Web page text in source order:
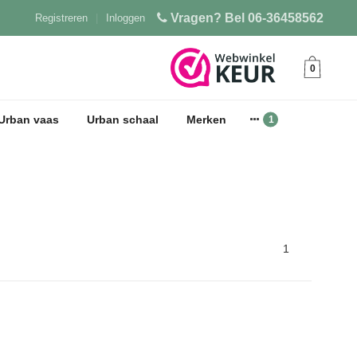
Vragen? Bel 06-36458562
Inloggen
Registreren
0
vaas Urban schaal Merken
1